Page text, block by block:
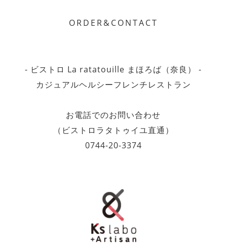
ORDER&CONTACT
- ビストロ La ratatouille まほろば（奈良） -
カジュアルヘルシーフレンチレストラン
お電話でのお問い合わせ
（ビストロラタトゥイユ直通）
0744-20-3374